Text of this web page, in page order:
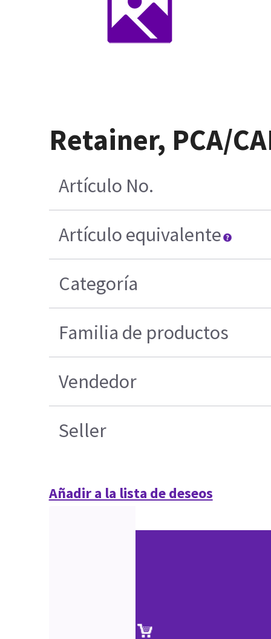
Retainer, PCA/
Artículo No.
Artículo equivalente
Categoría
Familia de productos
Vendedor
Seller
Añadir a la lista de deseos